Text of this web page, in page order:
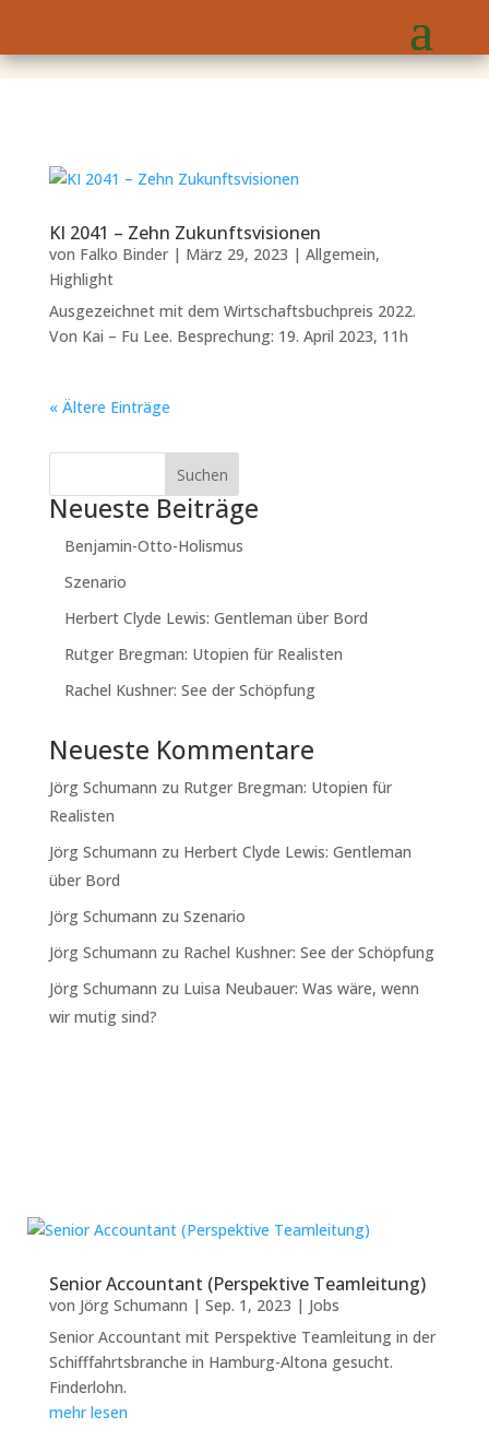
KI 2041 – Zehn Zukunftsvisionen
von Falko Binder| März 29, 2023 | Allgemein,
Highlight
Ausgezeichnet mit dem Wirtschaftsbuchpreis 2022.
Von Kai – Fu Lee. Besprechung: 19. April 2023, 11h
« Ältere Einträge
Suchen
Neueste Beiträge
Benjamin-Otto-Holismus
Szenario
Herbert Clyde Lewis: Gentleman über Bord
Rutger Bregman: Utopien für Realisten
Rachel Kushner: See der Schöpfung
Neueste Kommentare
Jörg Schumann zu Rutger Bregman: Utopien für
Realisten
Jörg Schumann zu Herbert Clyde Lewis: Gentleman
über Bord
Jörg Schumann zu Szenario
Jörg Schumann zu Rachel Kushner: See der Schöpfung
Jörg Schumann zu Luisa Neubauer: Was wäre, wenn
wir mutig sind?
Senior Accountant (Perspektive Teamleitung)
von Jörg Schumann | Sep. 1, 2023 | Jobs
Senior Accountant mit Perspektive Teamleitung in der
Schifffahrtsbranche in Hamburg-Altona gesucht.
Finderlohn.
mehr lesen